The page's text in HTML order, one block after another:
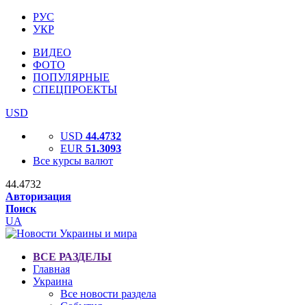
РУС
УКР
ВИДЕО
ФОТО
ПОПУЛЯРНЫЕ
СПЕЦПРОЕКТЫ
USD
USD 44.4732
EUR 51.3093
Все курсы валют
44.4732
Авторизация
Поиск
UA
ВСЕ РАЗДЕЛЫ
Главная
Украина
Все новости раздела